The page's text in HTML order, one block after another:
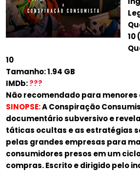
10
10
Tamanho: 1.94 GB
IMDb:???
Não recomendado para menores
SINOPSE:A Conspiração
documentário subversivo e
táticas ocultas e as estratégias
pelas grandes empresas para
consumidores presos em um
compras. Escrito e dirigido pelo